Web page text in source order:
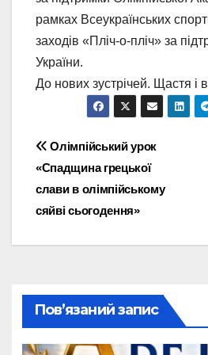
рамках Всеукраїнських
заходів «Пліч-о-пліч» за
України.
До нових зустрічей. Щастя і
Навігація
записів
Олімпійський урок
«Спадщина грецької
слави в олімпійському
сяйві сьогодення»
Пов’язаний запис